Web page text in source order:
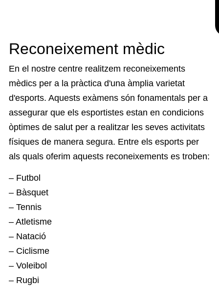
Reconeixement mèdic
En el nostre centre realitzem reconeixements
mèdics per a la pràctica d'una àmplia varietat
d'esports. Aquests exàmens són fonamentals per a
assegurar que els esportistes estan en condicions
òptimes de salut per a realitzar les seves activitats
físiques de manera segura. Entre els esports per
als quals oferim aquests reconeixements es troben:
– Futbol
– Bàsquet
– Tennis
– Atletisme
– Natació
– Ciclisme
– Voleibol
– Rugbi